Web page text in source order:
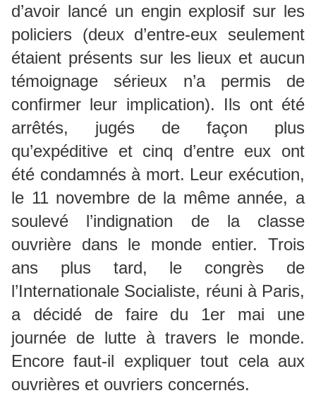
d’avoir lancé un engin explosif sur les
policiers (deux d’entre-eux seulement
étaient présents sur les lieux et aucun
témoignage sérieux n’a permis de
confirmer leur implication). Ils ont été
arrêtés, jugés de façon plus
qu’expéditive et cinq d’entre eux ont
été condamnés à mort. Leur exécution,
le 11 novembre de la même année, a
soulevé l’indignation de la classe
ouvrière dans le monde entier. Trois
ans plus tard, le congrès de
l’Internationale Socialiste, réuni à Paris,
a décidé de faire du 1er mai une
journée de lutte à travers le monde.
Encore faut-il expliquer tout cela aux
ouvrières et ouvriers concernés.